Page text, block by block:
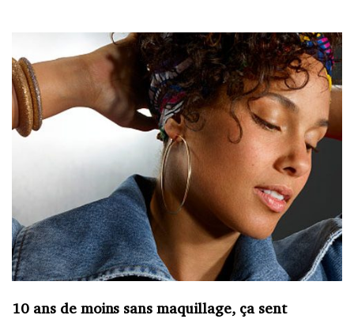
10 ans de moins sans maquillage, ça sent